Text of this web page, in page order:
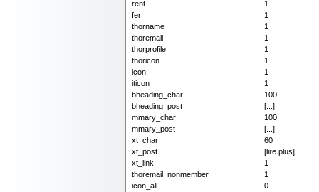
rent
1
fer
1
thorname
1
thoremail
1
thorprofile
1
thoricon
1
icon
1
iticon
1
bheading_char
100
bheading_post
[...]
mmary_char
100
mmary_post
[...]
xt_char
60
xt_post
[lire plus]
xt_link
1
thoremail_nonmember
1
icon_all
0